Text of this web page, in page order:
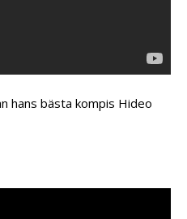
hans bästa kompis Hideo